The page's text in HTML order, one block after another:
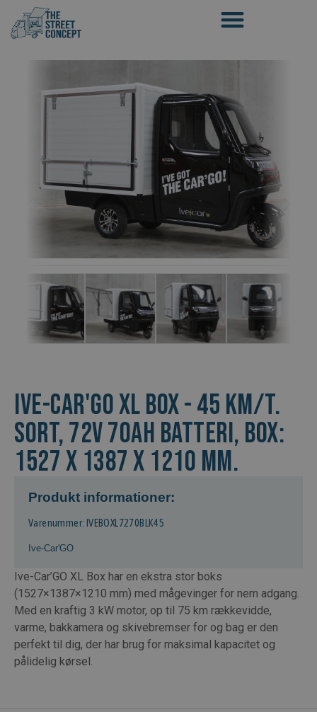
Ive-Car'GO XL Box - 45 km/t.
Sort, 72V 70Ah Batteri, Box:
1527 x 1387 x 1210 mm.
Produkt informationer:
Varenummer: IVEBOXL7270BLK45
Ive-Car'GO
Ive-Car’GO XL Box har en ekstra stor boks
(1527×1387×1210 mm) med mågevinger for nem adgang.
Med en kraftig 3 kW motor, op til 75 km rækkevidde,
varme, bakkamera og skivebremser for og bag er den
perfekt til dig, der har brug for maksimal kapacitet og
pålidelig kørsel.